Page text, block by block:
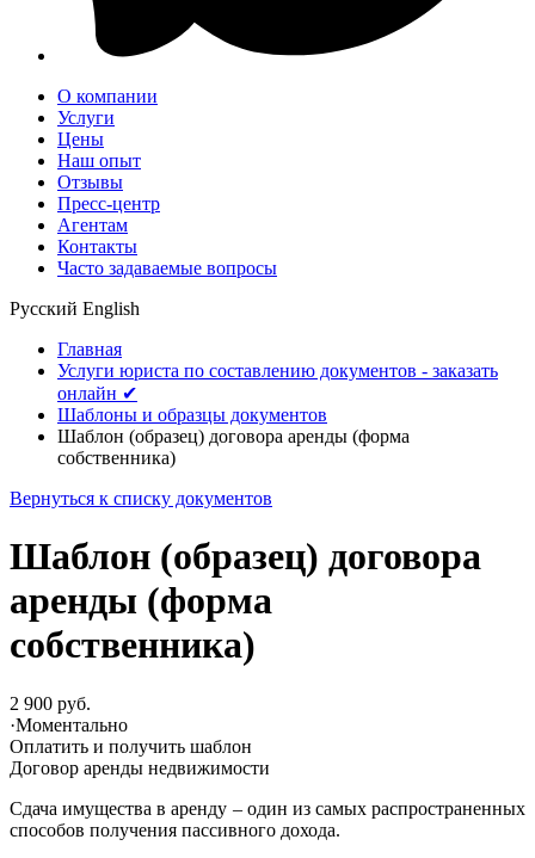
О компании
Услуги
Цены
Наш опыт
Отзывы
Пресс-центр
Агентам
Контакты
Часто задаваемые вопросы
Русский English
Главная
Услуги юриста по составлению документов - заказать
онлайн ✔
Шаблоны и образцы документов
Шаблон (образец) договора аренды (форма
собственника)
Вернуться к списку документов
Шаблон (образец) договора
аренды (форма
собственника)
2 900 руб.
·Моментально
Оплатить и получить шаблон
Договор аренды недвижимости
Сдача имущества в аренду – один из самых распространенных
способов получения пассивного дохода.